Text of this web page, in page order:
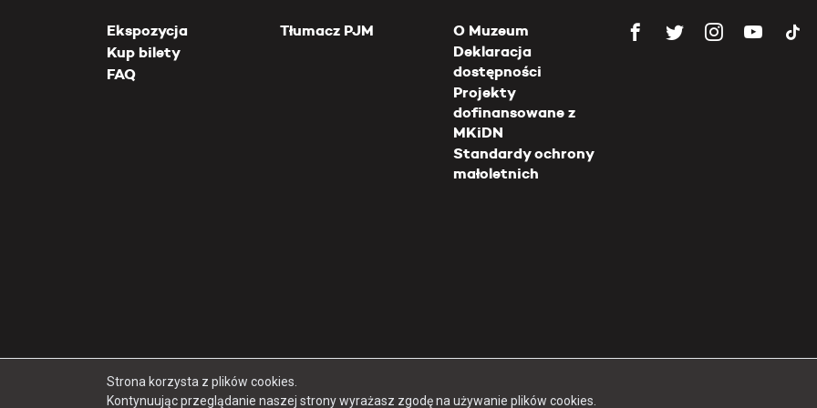
Ekspozycja
Kup bilety
FAQ
Tłumacz PJM
O Muzeum
Deklaracja
dostępności
Projekty
dofinansowane z
MKiDN
Standardy ochrony
małoletnich
Copyright 2026 Muzeum Powstania Warszawskiego
Strona korzysta z plików cookies.
Kontynuując przeglądanie naszej strony wyrażasz zgodę na używanie plików cookies.